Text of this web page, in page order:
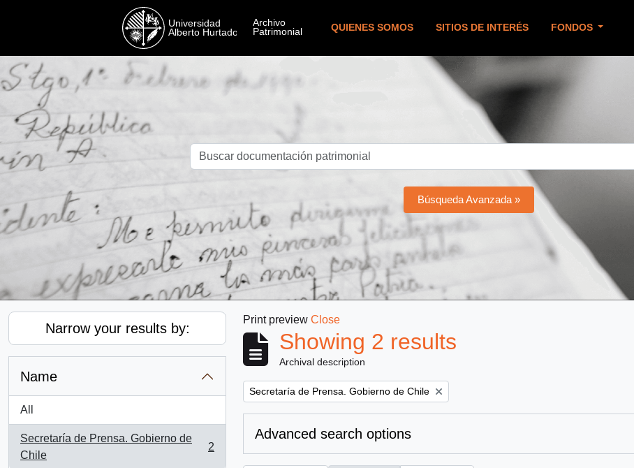
QUIENES SOMOS SITIOS DE INTERÉS FONDOS
Búsqueda Avanzada »
Narrow your results by:
Name
All
Secretaría de Prensa. Gobierno de
Chile
, 2 results
2
Print preview Close
Showing 2 results
Archival description
Remove filter:
Secretaría de Prensa. Gobierno de Chile
Advanced search options